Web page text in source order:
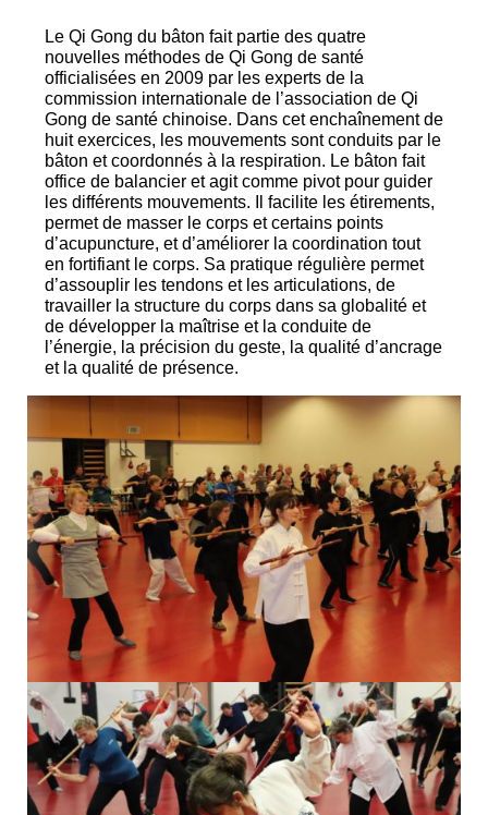
Le Qi Gong du bâton fait partie des quatre
nouvelles méthodes de Qi Gong de santé
officialisées en 2009 par les experts de la
commission internationale de l’association de Qi
Gong de santé chinoise. Dans cet enchaînement de
huit exercices, les mouvements sont conduits par le
bâton et coordonnés à la respiration. Le bâton fait
office de balancier et agit comme pivot pour guider
les différents mouvements. Il facilite les étirements,
permet de masser le corps et certains points
d’acupuncture, et d’améliorer la coordination tout
en fortifiant le corps. Sa pratique régulière permet
d’assouplir les tendons et les articulations, de
travailler la structure du corps dans sa globalité et
de développer la maîtrise et la conduite de
l’énergie, la précision du geste, la qualité d’ancrage
et la qualité de présence.